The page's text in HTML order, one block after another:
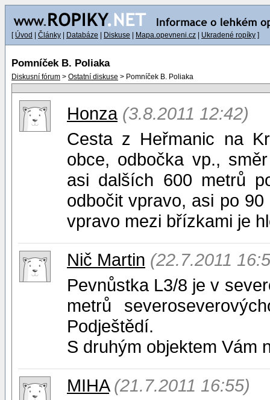
[ Úvod Články Databáze Diskuse Mapa.opevneni.cz Ukradené ropíky ]
Pomníček B. Poliaka
Diskusní fórum > Ostatní diskuse > Pomníček B. Poliaka
Honza (3.8.2011 12:42)
Cesta z Heřmanic na
obce, odbočka vp.,
asi dalších 600 metrů
odbočit vpravo, asi po
vpravo mezi břízkami je
Nič Martin (22.7.2011
Pevnůstka L3/8 je v
metrů
Podještědí.
S druhým objektem Vám
MIHA (21.7.2011 16:55)